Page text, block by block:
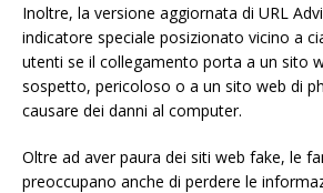
Inoltre, la versione aggiornata di URL
indicatore speciale posizionato vicino a
utenti se il collegamento porta a un sito
sospetto, pericoloso o a un sito web di
causare dei danni al computer.
Oltre ad aver paura dei siti web fake, le
preoccupano anche di perdere le